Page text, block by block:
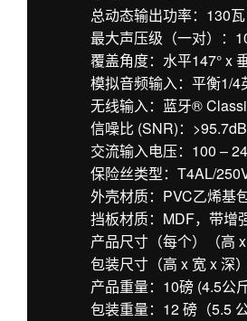
总动态输出功率：130瓦
最大声压级（一对）：
覆盖角度：水平147° x
模拟音频输入：平衡1/
无线输入：蓝牙®
信噪比 (SNR)：>95.7dB
交流输入电压：100 –
保险丝类型：T4AL/
外壳材质：PVC乙烯基
挡板材质：MDF，带增
产品尺寸（每个）（高
包装尺寸（高 x 宽 x 深
产品重量：10磅 (4.5公斤
包装重量：12 磅（5.5 公